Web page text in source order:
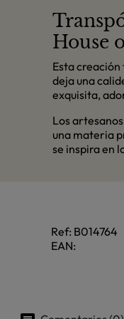
House
Esta
deja una
exquisita,
Los
una materia
se inspira en
Ref: B014764
EAN: